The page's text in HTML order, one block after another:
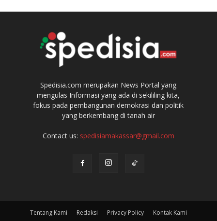
Spedisia.com merupakan News Portal yang
mengulas Informasi yang ada di sekililing kita,
fokus pada pembangunan demokrasi dan politik
yang berkembang di tanah air
Contact us: spedisiamakassar@gmail.com
Tentang Kami Redaksi Privacy Policy Kontak Kami